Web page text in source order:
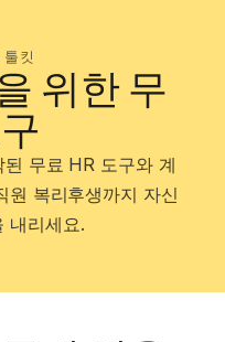
킷
위한 무
무료 HR 도구와 계
원 복리후생까지 자신
내리세요.